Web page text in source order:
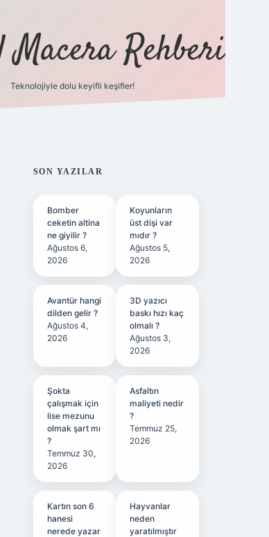
Rehberi
Teknolojiyle dolu keyifli keşifler!
SIDEBAR
SON YAZILAR
Bomber
ceketin altina
ne giyilir ?
Ağustos 6,
2026
Koyunların
üst dişi var
mıdır ?
Ağustos 5,
2026
Avantür hangi
dilden gelir ?
Ağustos 4,
2026
3D yazıcı
baskı hızı kaç
olmalı ?
Ağustos 3,
2026
Şokta
çalışmak için
lise mezunu
olmak şart mı
?
Temmuz 30,
2026
Asfaltın
maliyeti nedir
?
Temmuz 25,
2026
Kartın son 6
hanesi
nerede yazar
Hayvanlar
neden
yaratılmıştır